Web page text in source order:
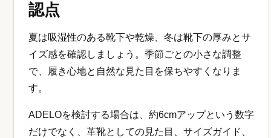
認点
夏は吸湿性のある靴下や乾燥、冬は靴下の厚みとサ
イズ感を確認しましょう。季節ごとの小さな調整
で、履き心地と自然な見た目を保ちやすくなりま
す。
ADELOを検討する場合は、約6cmアップという数字
だけでなく、革靴としての見た目、サイズガイド、